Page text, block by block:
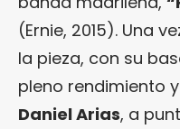
(Ernie, 2015). Una
la pieza, con su
pleno rendimiento
Daniel Arias, a